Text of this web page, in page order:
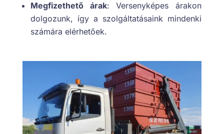
Megfizethető árak: Versenyképes árakon
dolgozunk, így a szolgáltatásaink mindenki
számára elérhetőek.